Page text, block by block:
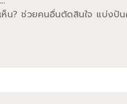
ห็น? ช่วยคนอื่นตัดสินใจ แบ่ง